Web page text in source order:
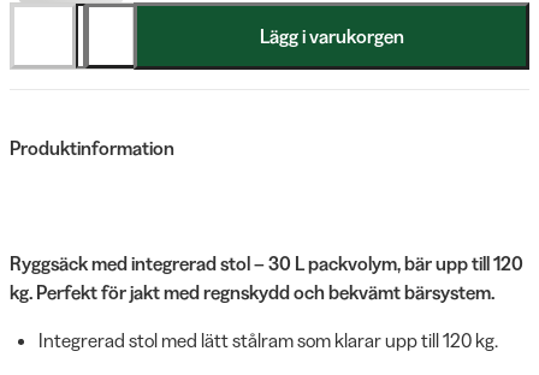
Lägg i varukorgen
Produktinformation
Ryggsäck med integrerad stol – 30 L packvolym, bär upp till 120
kg. Perfekt för jakt med regnskydd och bekvämt bärsystem.
Integrerad stol med lätt stålram som klarar upp till 120 kg.